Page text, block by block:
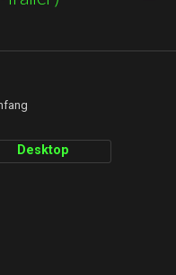
Desktop